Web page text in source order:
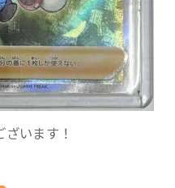
います！